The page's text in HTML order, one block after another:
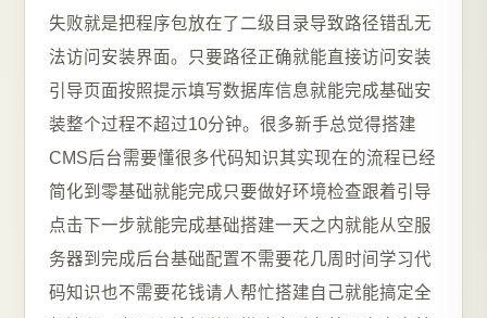
失败就是把程序包放在了二级目录导致路径错乱无
法访问安装界面。只要路径正确就能直接访问安装
引导页面按照提示填写数据库信息就能完成基础安
装整个过程不超过10分钟。很多新手总觉得搭建
CMS后台需要懂很多代码知识其实现在的流程已经
简化到零基础就能完成只要做好环境检查跟着引导
点击下一步就能完成基础搭建一天之内就能从空服
务器到完成后台基础配置不需要花几周时间学习代
码知识也不需要花钱请人帮忙搭建自己就能搞定全